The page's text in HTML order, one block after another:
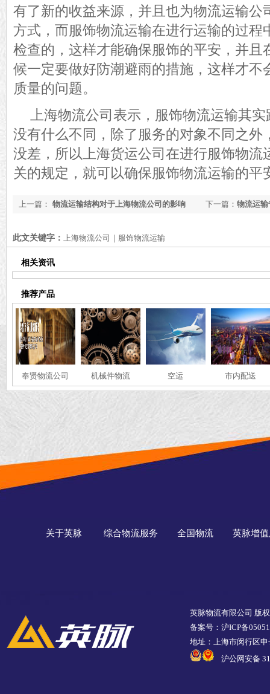
有了新的收益来源，并且也为物流运输公
方式，而服饰物流运输在进行运输的过程
检查的，这样才能确保服饰的平安，并且
候一定要做好防潮避雨的措施，这样才不
质量的问题。
上海物流公司表示，服饰物流运输其
没有什么不同，除了服务的对象不同之外
没差，所以上海货运公司在进行服饰物流
关的规定，就可以确保服饰物流运输的平
下一篇： 物流运
上一篇： 物流运输结构对于上海物流公司的影响
此文关键字： 上海物流公司｜服饰物流运输
相关资讯
推荐产品
奉贤物流公司 机械件物流 空运 市内配送
关于英脉 综合物流服务 全国物流 英脉增
英脉物流有限公司 版
备案号：沪ICP备
地址：上海市闵行区
沪公网安备